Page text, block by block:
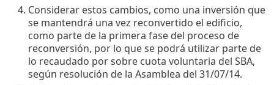
Considerar estos cambios, como una inversión que
se mantendrá una vez reconvertido el edificio,
como parte de la primera fase del proceso de
reconversión, por lo que se podrá utilizar parte de
lo recaudado por sobre cuota voluntaria del SBA,
según resolución de la Asamblea del 31/07/14.